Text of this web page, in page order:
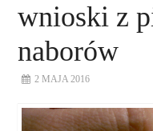
wnioski z
naborów
2 MAJA 2016